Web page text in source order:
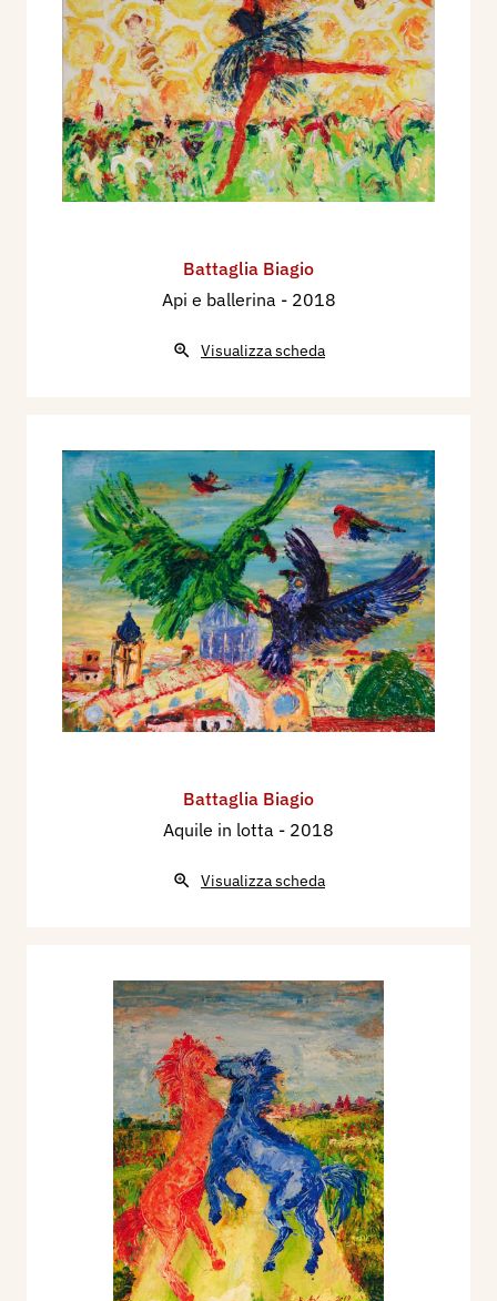
Battaglia Biagio
Api e ballerina - 2018
Visualizza scheda
Battaglia Biagio
Aquile in lotta - 2018
Visualizza scheda